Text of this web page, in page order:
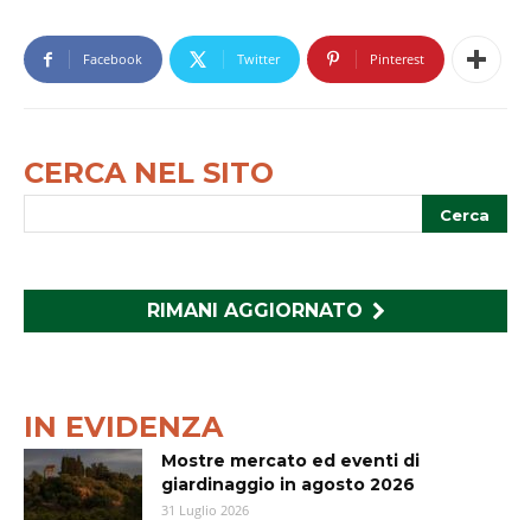
Facebook Twitter Pinterest
CERCA NEL SITO
RIMANI AGGIORNATO
IN EVIDENZA
Mostre mercato ed eventi di
giardinaggio in agosto 2026
31 Luglio 2026